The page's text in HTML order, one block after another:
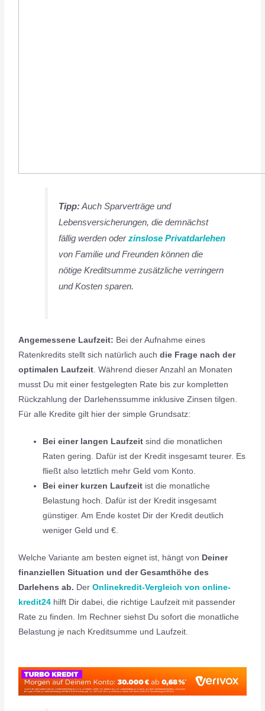
Tipp:Auch Sparverträge und
Lebensversicherungen, die demnächst
fällig werden oderzinslose Privatdarlehen
von Familie und Freunden können die
nötige Kreditsumme zusätzliche verringern
und Kosten sparen.
Angemessene Laufzeit: Bei der Aufnahme eines
Ratenkredits stellt sich natürlich auchdie Frage nach der
optimalen Laufzeit . Während dieser Anzahl an Monaten
musst Du mit einer festgelegten Rate bis zur kompletten
Rückzahlung der Darlehenssumme inklusive Zinsen tilgen.
Für alle Kredite gilt hier der simple Grundsatz:
Bei einer langen Laufzeit sind die monatlichen
Raten gering. Dafür ist der Kredit insgesamt teurer. Es
fließt also letztlich mehr Geld vom Konto.
Bei einer kurzen Laufzeit ist die monatliche
Belastung hoch. Dafür ist der Kredit insgesamt
günstiger. Am Ende kostet Dir der Kredit deutlich
weniger Geld und €.
Welche Variante am besten eignet ist, hängt von Deiner
finanziellen Situation und der Gesamthöhe des
Darlehens ab. DerOnlinekredit-Vergleich von online-
kredit24 hilft Dir dabei, die richtige Laufzeit mit passender
Rate zu finden. Im Rechner siehst Du sofort die monatliche
Belastung je nach Kreditsumme und Laufzeit.